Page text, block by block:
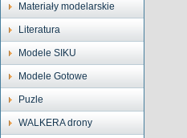
Materiały modelarskie
Literatura
Modele SIKU
Modele Gotowe
Puzle
WALKERA drony